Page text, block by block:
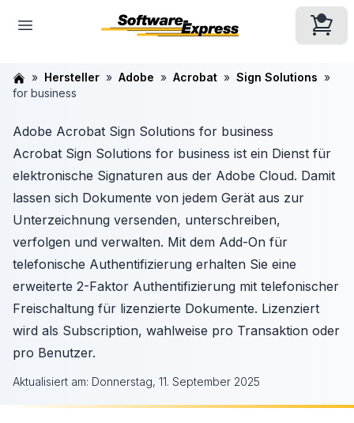
Hersteller Adobe Acrobat
Sign Solutions
for business
Adobe Acrobat Sign Solutions for business
Acrobat Sign Solutions for business ist ein Dienst für
elektronische Signaturen aus der Adobe Cloud. Damit
lassen sich Dokumente von jedem Gerät aus zur
Unterzeichnung versenden, unterschreiben,
verfolgen und verwalten. Mit dem Add-On für
telefonische Authentifizierung erhalten Sie eine
erweiterte 2-Faktor Authentifizierung mit telefonischer
Freischaltung für lizenzierte Dokumente. Lizenziert
wird als Subscription, wahlweise pro Transaktion oder
pro Benutzer.
Aktualisiert am: Donnerstag, 11. September 2025